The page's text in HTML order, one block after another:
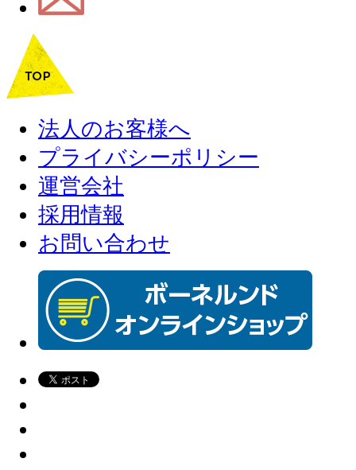
法人のお客様へ
プライバシーポリシー
運営会社
採用情報
お問い合わせ